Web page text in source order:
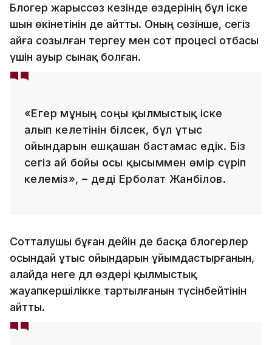
Блогер жарыссөз кезінде өздерінің бұл іске
шын өкінетінін де айтты. Оның сөзінше, сегіз
айға созылған тергеу мен сот процесі отбасы
үшін ауыр сынақ болған.
«Егер мұның соңы қылмыстық іске
алып келетінін білсек, бұл ұтыс
ойындарын ешқашан бастамас едік. Біз
сегіз ай бойы осы қысыммен өмір сүріп
келеміз», – деді Ерболат Жанәбілов.
Сотталушы бұған дейін де басқа блогерлер
осындай ұтыс ойындарын ұйымдастырғанын,
алайда неге дәл өздері қылмыстық
жауапкершілікке тартылғанын түсінбейтінін
айтты.